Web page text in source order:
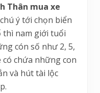
Thân mua xe
ý tới chọn biển
thì nam giới tuổi
cón số như 2, 5,
có chứa những con
và hút tài lộc